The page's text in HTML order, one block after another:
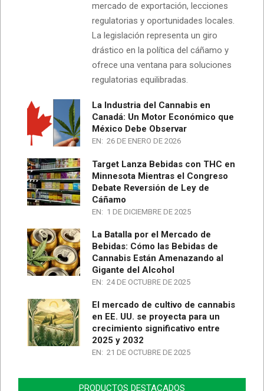
mercado de exportación, lecciones
regulatorias y oportunidades locales.
La legislación representa un giro
drástico en la política del cáñamo y
ofrece una ventana para soluciones
regulatorias equilibradas.
La Industria del Cannabis en
Canadá: Un Motor Económico que
México Debe Observar
EN: 26 DE ENERO DE 2026
Target Lanza Bebidas con THC en
Minnesota Mientras el Congreso
Debate Reversión de Ley de
Cáñamo
EN: 1 DE DICIEMBRE DE 2025
La Batalla por el Mercado de
Bebidas: Cómo las Bebidas de
Cannabis Están Amenazando al
Gigante del Alcohol
EN: 24 DE OCTUBRE DE 2025
El mercado de cultivo de cannabis
en EE. UU. se proyecta para un
crecimiento significativo entre
2025 y 2032
EN: 21 DE OCTUBRE DE 2025
PRODUCTOS DESTACADOS